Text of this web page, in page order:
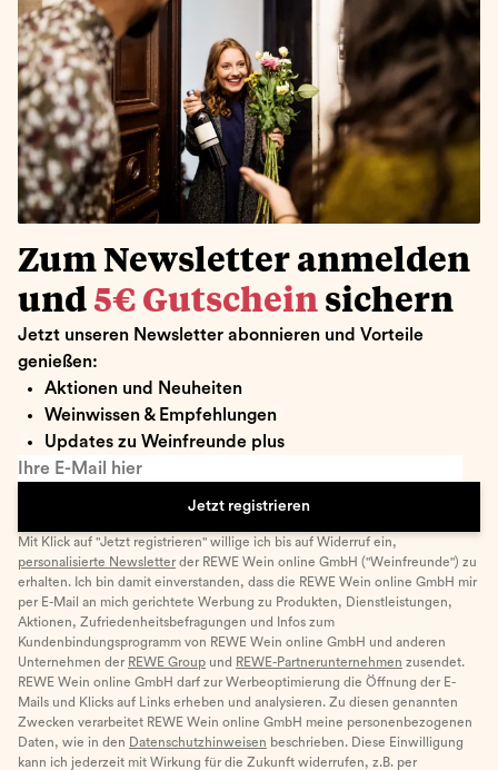
Zum Newsletter anmelden
und 5€ Gutschein sichern
Jetzt unseren Newsletter abonnieren und Vorteile
genießen:
Aktionen und Neuheiten
Weinwissen & Empfehlungen
Updates zu Weinfreunde plus
Ihre E-Mail hier
Jetzt registrieren
Mit Klick auf "Jetzt registrieren" willige ich bis auf Widerruf ein,
personalisierte Newsletter der REWE Wein online GmbH ("Weinfreunde") zu
erhalten. Ich bin damit einverstanden, dass die REWE Wein online GmbH mir
per E-Mail an mich gerichtete Werbung zu Produkten, Dienstleistungen,
Aktionen, Zufriedenheitsbefragungen und Infos zum
Kundenbindungsprogramm von REWE Wein online GmbH und anderen
Unternehmen der REWE Group und REWE-Partnerunternehmen zusendet.
REWE Wein online GmbH darf zur Werbeoptimierung die Öffnung der E-
Mails und Klicks auf Links erheben und analysieren. Zu diesen genannten
Zwecken verarbeitet REWE Wein online GmbH meine personenbezogenen
Daten, wie in den Datenschutzhinweisen beschrieben. Diese Einwilligung
kann ich jederzeit mit Wirkung für die Zukunft widerrufen, z.B. per